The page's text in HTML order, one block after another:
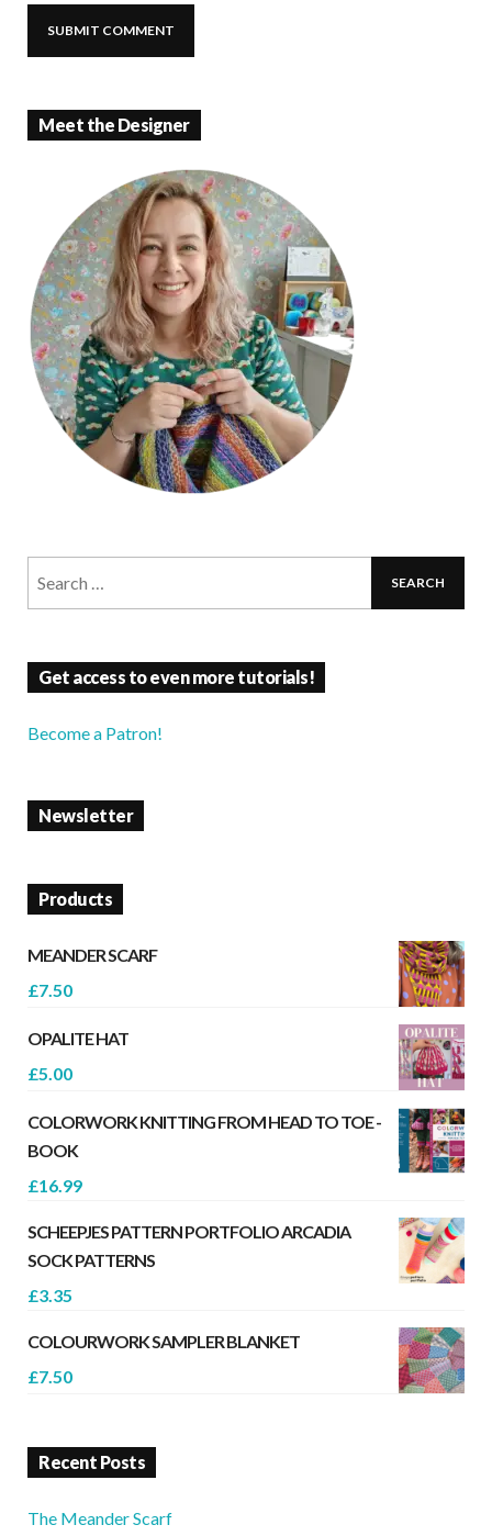
Meet the Designer
Get access to even more tutorials!
Become a Patron!
Newsletter
Products
MEANDER SCARF
£7.50
OPALITE HAT
£5.00
COLORWORK KNITTING FROM HEAD TO TOE -
BOOK
£16.99
SCHEEPJES PATTERN PORTFOLIO ARCADIA
SOCK PATTERNS
£3.35
COLOURWORK SAMPLER BLANKET
£7.50
Recent Posts
The Meander Scarf